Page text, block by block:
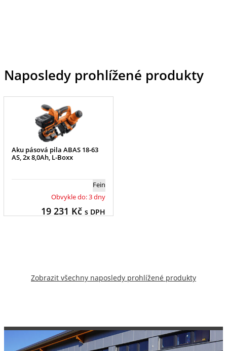
Naposledy prohlížené produkty
Aku pásová pila ABAS 18-63
AS, 2x 8,0Ah, L-Boxx
Fein
Obvykle do: 3 dny
19 231 Kč s DPH
Zobrazit všechny naposledy prohlížené produkty